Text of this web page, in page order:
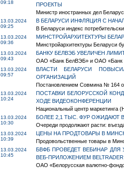
09:18
ПРОЕКТЫ
Министр иностранных дел
13.03.2024
09:25
В БЕЛАРУСИ ИНФЛЯЦИЯ С
В Беларуси индекс
13.03.2024
09:36
МИНСТРОЙАРХИТЕКТУРЫ
Минстройархитектуры Беларуси
13.03.2024
09:43
БАНКУ БЕЛВЭБ УВЕЛИЧЕН
ОАО «Банк БелВЭБ» и ОАО «Банк
13.03.2024
09:57
ВЛАСТИ БЕЛАРУСИ
ОРГАНИЗАЦИЙ
Постановлением Совмина № 164
13.03.2024
10:24
ПОСТАВКИ БЕЛОРУССКОЙ
ХОДЕ ВИДЕОКОНФЕРЕНЦИИ
Национальный центр маркетинга
13.03.2024
10:30
БОЛЕЕ 2,1 ТЫС. ФУР ОЖИДАЮТ
Очереди продолжают расти:
13.03.2024
10:39
ЦЕНЫ НА ПРОДТОВАРЫ В
Продовольственные товары в
13.03.2024
10:45
БВФБ ПРОВЕДЕТ ВЕБИНАР
ВЕБ-ПРИЛОЖЕНИЕМ BELTRADER
ОАО «Белорусская валютно-